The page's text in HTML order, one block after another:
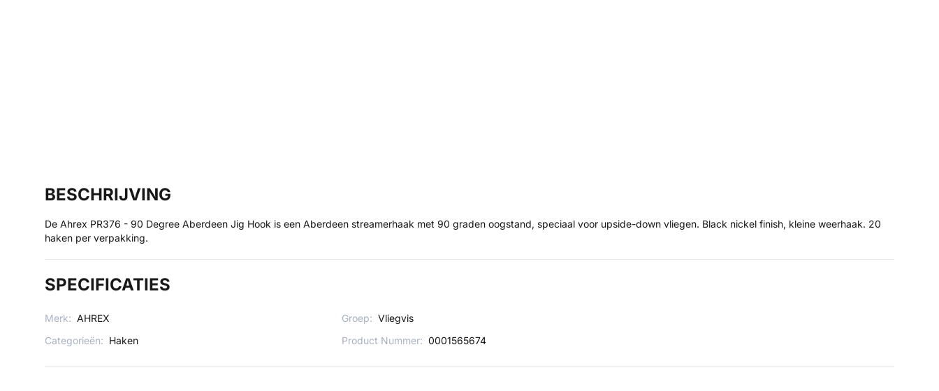
BESCHRIJVING
De Ahrex PR376 - 90 Degree Aberdeen Jig Hook is een Aberdeen streamerhaak met 90 graden oogstand, speciaal voor upside-down vliegen. Black nickel finish, kleine weerhaak. 20
haken per verpakking.
SPECIFICATIES
Merk: AHREX Groep: Vliegvis
Categorieën: Haken Product Nummer: 0001565674